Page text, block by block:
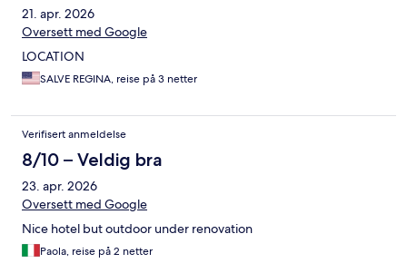
21. apr. 2026
Oversett med Google
LOCATION
SALVE REGINA, reise på 3 netter
Verifisert anmeldelse
8/10 – Veldig bra
23. apr. 2026
Oversett med Google
Nice hotel but outdoor under renovation
Paola, reise på 2 netter